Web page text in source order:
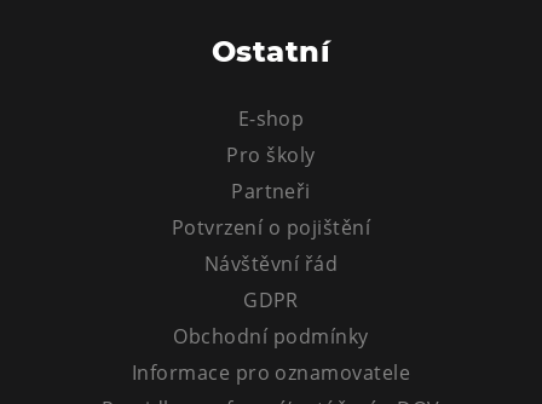
Narozeninové oslavy
Tematické dárkové poukazy
Kroužky pro děti
Výjezdní akce
Ostatní
E-shop
Pro školy
Partneři
Potvrzení o pojištění
Návštěvní řád
GDPR
Obchodní podmínky
Informace pro oznamovatele